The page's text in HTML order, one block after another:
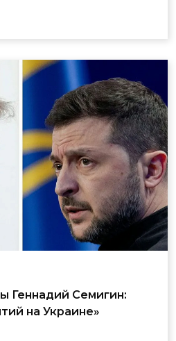
Геннадий Семигин:
на Украине»